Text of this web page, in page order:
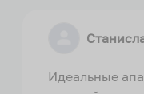
Идеальные